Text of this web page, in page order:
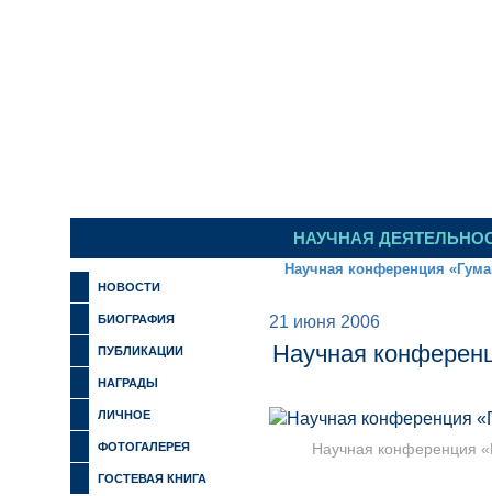
НАУЧНАЯ
НОВОСТИ
БИОГРАФИЯ
ПУБЛИКАЦИИ
НАГРАДЫ
ЛИЧНОЕ
ФОТОГАЛЕРЕЯ
ГОСТЕВАЯ КНИГА
Научная конференция
21 июня 2006
Научная
Научная конференция